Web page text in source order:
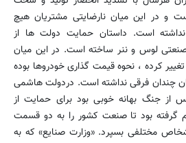
و در این میان نارضایتی مشتریان هیچ
نداشته است. داستان حمایت دولت ها از
لوس و ننر ساخته است. در این میان
کرده ، نحوه قیمت گذاری خودروها بوده
چندان فرقی نداشته است. دردولت هاشمی
از جنگ بهانه خوبی بود برای حمایت از
گرفته بود تا صنعت کشور را به دو قسمت
مختلفی بسپرد. «وزارت صنایع» که به